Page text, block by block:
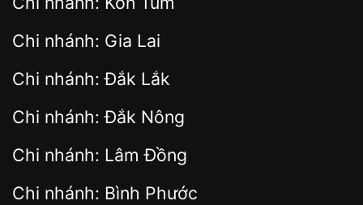
Chi nhánh: Gia Lai
Chi nhánh: Đắk Lắk
Chi nhánh: Đắk Nông
Chi nhánh: Lâm Đồng
Chi nhánh: Bình Phước